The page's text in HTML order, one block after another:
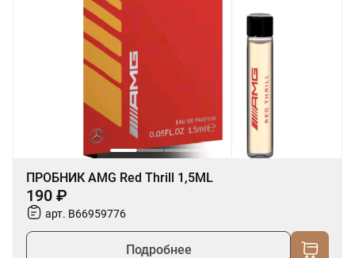
ПРОБНИК AMG Red Thrill 1,5ML
190 ₽
арт. B66959776
Подробнее